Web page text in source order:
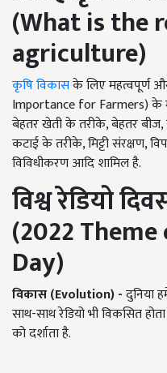
(What is the
agriculture)
कृषि विकासके लिए महत्वपूर्ण
Importance for Farmers) के
बेहतर खेती के तरीके, बेहतर
कटाई के तरीके, मिट्टी संरक्षण,
विविधीकरण आदि शामिल है.
विश्व रेडियो
(2022
Day)
विकास (Evolution) -दुनिया
साथ-साथ रेडियो भी विकसित
को दर्शाता है.